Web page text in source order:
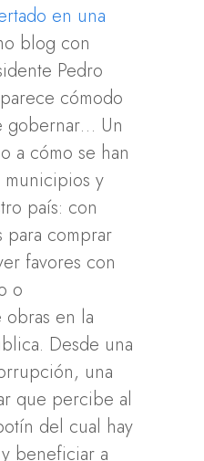
en una
blog con
Pedro
cómodo
gobernar… Un
a cómo se han
y
país: con
para comprar
favores con
o
obras en la
Desde una
una
que percibe al
del cual hay
beneficiar a